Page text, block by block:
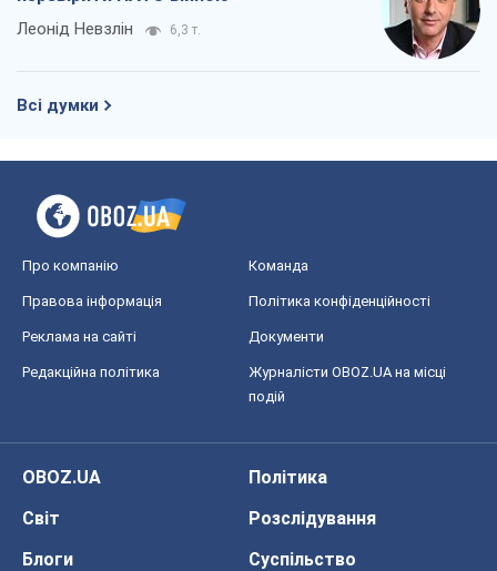
Леонід Невзлін 6,3 т.
Всі думки
Про компанію Команда
Правова інформація Політика конфіденційності
Реклама на сайті Документи
Редакційна політика
Журналісти OBOZ.UA на місці
подій
OBOZ.UA
Політика
Світ
Розслідування
Блоги
Суспільство